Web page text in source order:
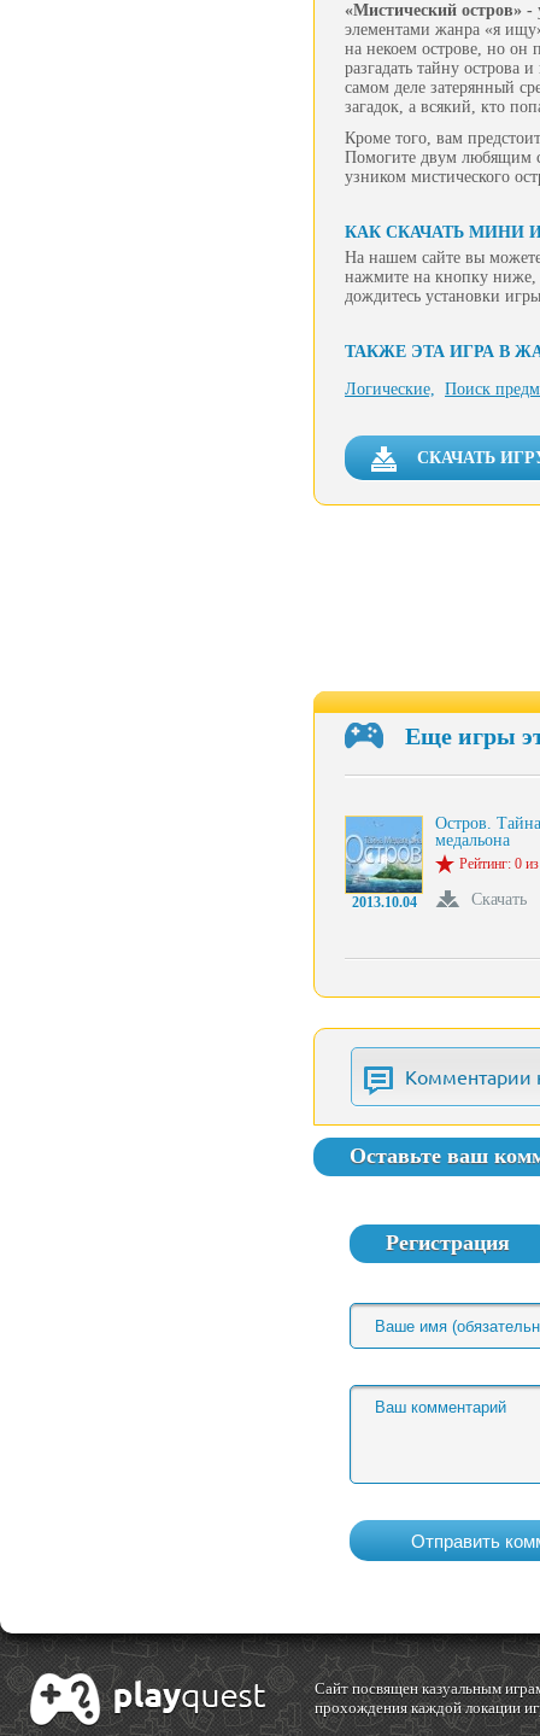
«Мистический остров» -
элементами жанра «я
на некоем острове, но он
разгадать тайну острова
самом деле затерянный
загадок, а всякий, кто
Кроме того, вам
Помогите двум любящим
узником мистического
КАК СКАЧАТЬ МИНИ
На нашем сайте вы
нажмите на кнопку ниже,
дождитесь установки
ТАКЖЕ ЭТА ИГРА В
Логические, Поиск
СКАЧАТЬ
Еще игры
2013.10.04
Остров. Тайна
медальона
Рейтинг: 0
Скачать
Комментарии
Оставьте ваш
Регистрация
Cайт посвящен казуальным
прохождения каждой локации